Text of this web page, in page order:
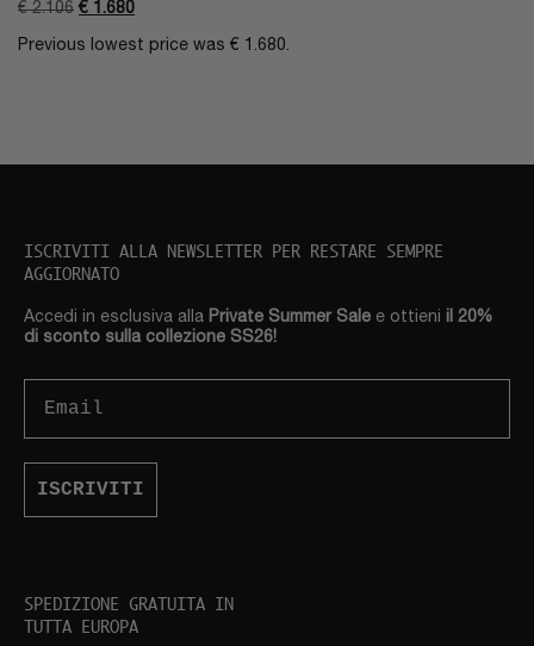
€2.106 € 1.680
Previous lowest price was € 1.680.
ISCRIVITI ALLA NEWSLETTER PER RESTARE SEMPRE
AGGIORNATO
Accedi in esclusiva alla Private Summer Sale e ottieni il 20%
di sconto sulla collezione SS26!
ISCRIVITI
SPEDIZIONE GRATUITA IN
TUTTA EUROPA